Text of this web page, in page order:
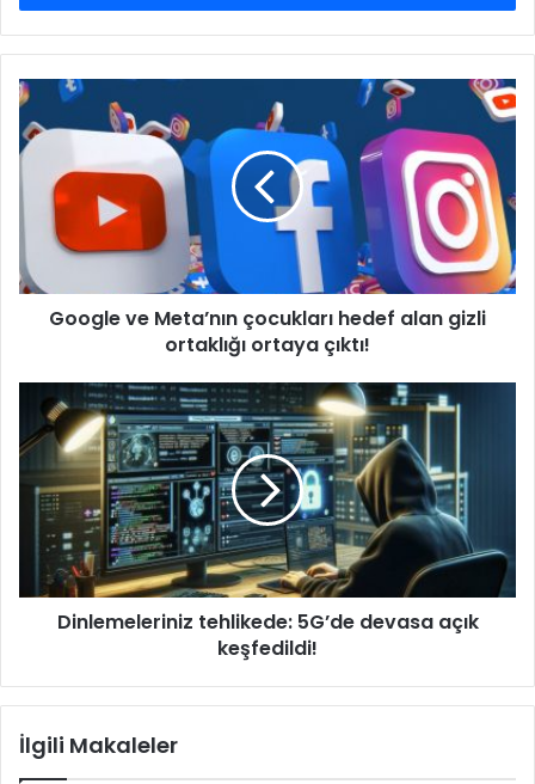
Google
Meta’nın
çocukları
hedef
ortaklığı
ortaya
çıktı!Google ve Meta’nın çocukları hedef alan gizli
ortaklığı ortaya çıktı!
Dinlemeleriniz
tehlikede:
5G’de
devasa
açık
keşfedildi!
Dinlemeleriniz tehlikede: 5G’de devasa açık
keşfedildi!
İlgili Makaleler